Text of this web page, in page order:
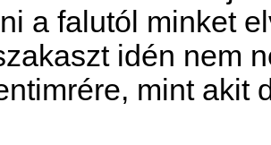
a falutól minket
idén nem
mint akit